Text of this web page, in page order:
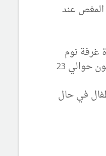
المغص عند
غرفة نوم
حوالي 23
في حال